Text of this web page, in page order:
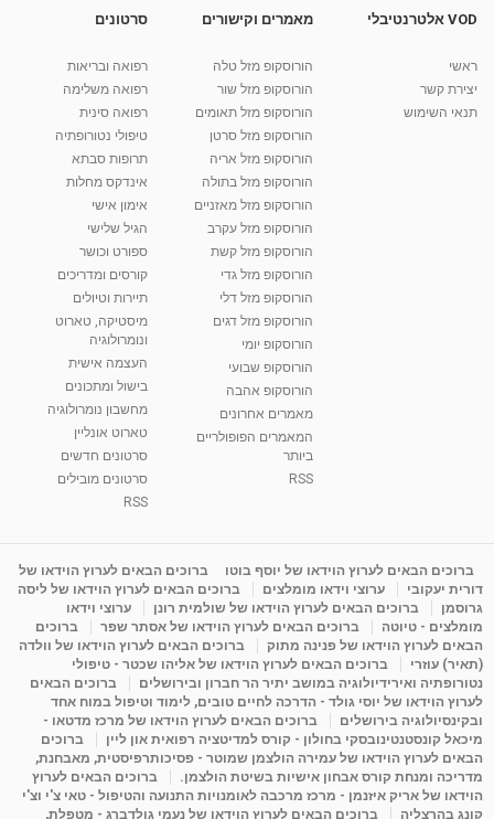
מאת
10:17
קרין גורן - העוגה המתגלצ’ת ללא קמח
38.5k צפיות
01:37
יוסי שר - מתמחה בשיטת אלכסנדר וטאי צ'י
2,734 צפיות
01:46
רנה רז-גילו -טיפול אנרגטי ויעוץ רוחני - נומרולוגית
2,309 צפיות
05:37
סודות בתאריך הלידה, משמעות חודש הלידה -
ינואר זינה ליבשיץ נומרולוגית
ליסה גרוסמן - המרכז לאימון התנהגותי - קשב
09:12
מדיטציה בדמיון מודרך - היכרות עם האני הפנימי
מאת admin 11 שנים 3,644 צפיות
פנינה מתוק - מרכז "נתיב הלב" בהרצליה-
מדיטציה-התחדשות
Shahar-vod
VOD אלטרנטיבלי
ראשי
יצירת קשר
תנאי השימוש
מאמרים וקישורים
הורוסקופ מזל טלה
הורוסקופ מזל שור
הורוסקופ מזל תאומים
הורוסקופ מזל סרטן
הורוסקופ מזל אריה
הורוסקופ מזל בתולה
הורוסקופ מזל מאזניים
הורוסקופ מזל עקרב
הורוסקופ מזל קשת
הורוסקופ מזל גדי
הורוסקופ מזל דלי
הורוסקופ מזל דגים
הורוסקופ יומי
הורוסקופ שבועי
הורוסקופ אהבה
מאמרים אחרונים
המאמרים הפופולריים
ביותר
RSS
סרטונים
רפואה ובריאות
רפואה משלימה
רפואה סינית
טיפולי נטורופתיה
תרופות סבתא
אינדקס מחלות
אימון אישי
הגיל שלישי
ספורט וכושר
קורסים ומדריכים
תיירות וטיולים
מיסטיקה, טארוט
ונומרולוגיה
העצמה אישית
בישול ומתכונים
מחשבון נומרולוגיה
טארוט אונליין
סרטונים חדשים
סרטונים מובילים
RSS
ברוכים הבאים לערוץ הוידאו של יוסף בוטו
ברוכים הבאים לערוץ הוידאו של
דורית יעקובי
ערוצי וידאו מומלצים
ברוכים הבאים לערוץ הוידאו של ליסה
גרוסמן
ברוכים הבאים לערוץ הוידאו של שולמית רונן
ערוצי וידאו
מומלצים - טיוטה
ברוכים הבאים לערוץ הוידאו של אסתר שפר
ברוכים
הבאים לערוץ הוידאו של פנינה מתוק
ברוכים הבאים לערוץ הוידאו של וולדה
(תאיר) עוזרי
ברוכים הבאים לערוץ הוידאו של אליהו שכטר - טיפולי
נטורופתיה ואירידיולוגיה במושב יתיר הר חברון ובירושלים
ברוכים הבאים
לערוץ הוידאו של יוסי גולד - הדרכה לחיים טובים, לימוד וטיפול במוח אחד
ובקינסיולוגיה בירושלים
ברוכים הבאים לערוץ הוידאו של מרכז מדטאו -
מיכאל קונסטנטינובסקי בחולון - קורס למדיטציה רפואית און ליין
ברוכים
הבאים לערוץ הוידאו של עמירה הולצמן שמוטר - פסיכותרפיסטית, מאבחנת,
מדריכה ומנחת קורס אבחון אישיות בשיטת הולצמן.
ברוכים הבאים לערוץ
הוידאו של אריק איזנמן - מרכז מרכבה לאומנויות התנועה והטיפול - טאי צ'י וצ'י
קונג בהרצליה
ברוכים הבאים לערוץ הוידאו של נעמי גולדברג - מטפלת,